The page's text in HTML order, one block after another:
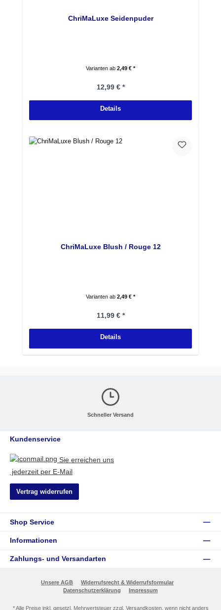
ChriMaLuxe Seidenpuder
Varianten ab 2,49 € *
Regulärer Preis:
12,99 € *
Details
ChriMaLuxe Blush / Rouge 12
Varianten ab 2,49 € *
Regulärer Preis:
11,99 € *
Details
Schneller Versand
Kundenservice
Sie erreichen uns
jederzeit per E-Mail
Vertrag widerrufen
Shop Service
Informationen
Zahlungs- und Versandarten
Unsere AGB
Widerrufsrecht & Widerrufsformular
Datenschutzerklärung
Impressum
* Alle Preise inkl. gesetzl. Mehrwertsteuer zzgl. Versandkosten, wenn nicht anders